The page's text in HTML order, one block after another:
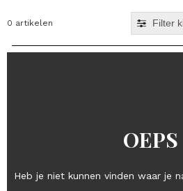
0 artikelen Filter
OEPS
Heb je niet kunnen vinden waar je